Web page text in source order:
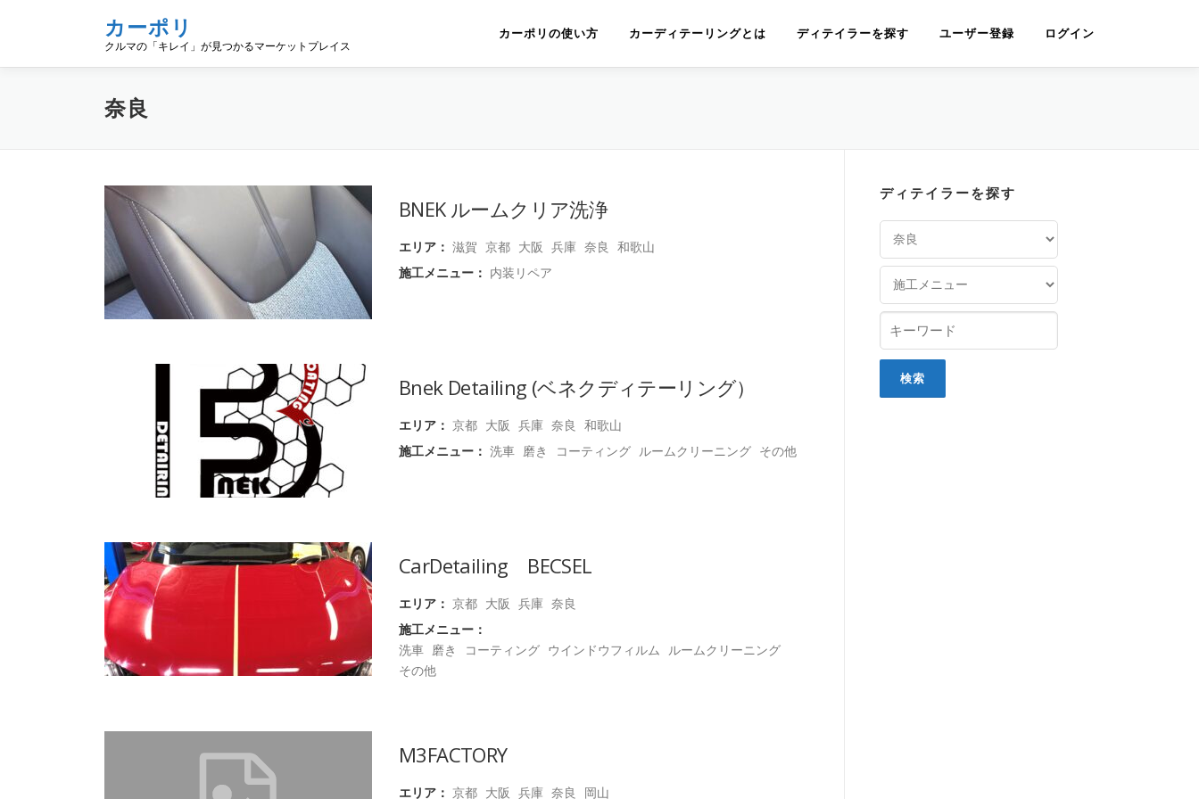
ン
カーポリ
クルマの「キレイ」が見つかるマーケットプレイス
カーポリの使い方 カーディテーリングとは ディテイラーを探す ユーザー登録 ログイン
奈良
BNEK ルームクリア洗浄
エリア： 滋賀 京都 大阪 兵庫 奈良
和歌山
施工メニュー：
内装リペア
Bnek Detailing (ベネクディテーリング）
エリア： 京都 大阪 兵庫 奈良
和歌山
施工メニュー： 洗車 磨き コーティング ルームクリーニング その他
CarDetailing BECSEL
エリア： 京都 大阪 兵庫 奈良
施工メニュー：
洗車
磨き コーティング ウインドウフィルム
ルームクリーニング
その他
M3FACTORY
エリア： 京都 大阪 兵庫 奈良 岡山
ディテイラーを探す